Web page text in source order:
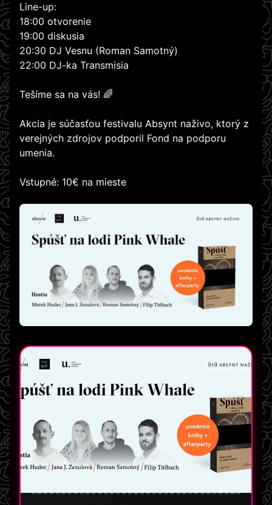
Line-up:
18:00 otvorenie
19:00 diskusia
20:30 DJ Vesnu (Roman Samotný)
22:00 DJ-ka Transmisia
Tešíme sa na vás! 🌈
Akcia je súčasťou festivalu Absynt naživo, ktorý z
verejných zdrojov podporil Fond na podporu
umenia.
Vstupné: 10€ na mieste